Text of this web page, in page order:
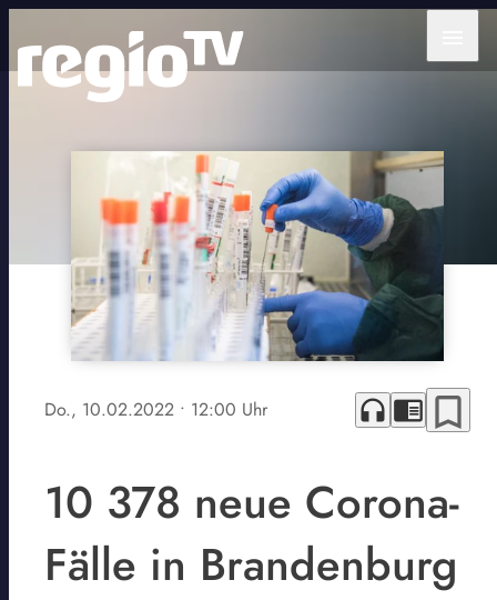
Do., 10.02.2022 • 12:00 Uhr headphones chrome_reader_mode bookmark_border
10 378 neue Corona-
Fälle in Brandenburg